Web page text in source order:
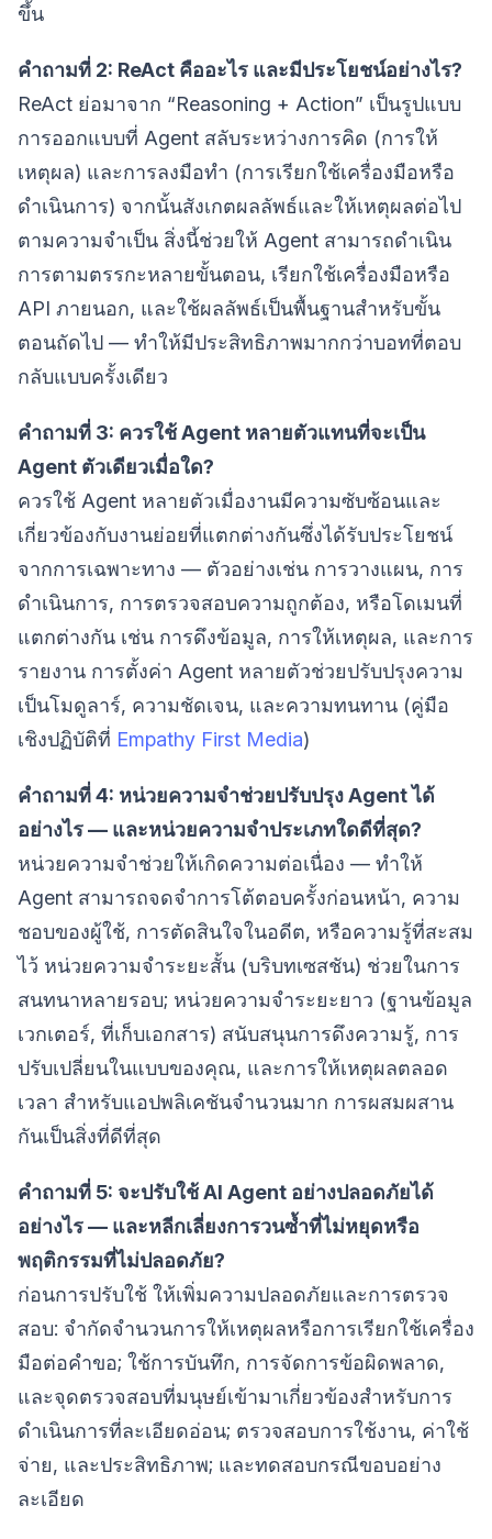
ขึ้น
คำถามที่ 2: ReAct คืออะไร และมีประโยชน์อย่างไร?
ReAct ย่อมาจาก “Reasoning + Action” เป็นรูปแบบ
การออกแบบที่ Agent สลับระหว่างการคิด (การให้
เหตุผล) และการลงมือทำ (การเรียกใช้เครื่องมือหรือ
ดำเนินการ) จากนั้นสังเกตผลลัพธ์และให้เหตุผลต่อไป
ตามความจำเป็น สิ่งนี้ช่วยให้ Agent สามารถดำเนิน
การตามตรรกะหลายขั้นตอน, เรียกใช้เครื่องมือหรือ
API ภายนอก, และใช้ผลลัพธ์เป็นพื้นฐานสำหรับขั้น
ตอนถัดไป — ทำให้มีประสิทธิภาพมากกว่าบอทที่ตอบ
กลับแบบครั้งเดียว
คำถามที่ 3: ควรใช้ Agent หลายตัวแทนที่จะเป็น
Agent ตัวเดียวเมื่อใด?
ควรใช้ Agent หลายตัวเมื่องานมีความซับซ้อนและ
เกี่ยวข้องกับงานย่อยที่แตกต่างกันซึ่งได้รับประโยชน์
จากการเฉพาะทาง — ตัวอย่างเช่น การวางแผน, การ
ดำเนินการ, การตรวจสอบความถูกต้อง, หรือโดเมนที่
แตกต่างกัน เช่น การดึงข้อมูล, การให้เหตุผล, และการ
รายงาน การตั้งค่า Agent หลายตัวช่วยปรับปรุงความ
เป็นโมดูลาร์, ความชัดเจน, และความทนทาน (คู่มือ
เชิงปฏิบัติที่ Empathy First Media)
คำถามที่ 4: หน่วยความจำช่วยปรับปรุง Agent ได้
อย่างไร — และหน่วยความจำประเภทใดดีที่สุด?
หน่วยความจำช่วยให้เกิดความต่อเนื่อง — ทำให้
Agent สามารถจดจำการโต้ตอบครั้งก่อนหน้า, ความ
ชอบของผู้ใช้, การตัดสินใจในอดีต, หรือความรู้ที่สะสม
ไว้ หน่วยความจำระยะสั้น (บริบทเซสชัน) ช่วยในการ
สนทนาหลายรอบ; หน่วยความจำระยะยาว (ฐานข้อมูล
เวกเตอร์, ที่เก็บเอกสาร) สนับสนุนการดึงความรู้, การ
ปรับเปลี่ยนในแบบของคุณ, และการให้เหตุผลตลอด
เวลา สำหรับแอปพลิเคชันจำนวนมาก การผสมผสาน
กันเป็นสิ่งที่ดีที่สุด
คำถามที่ 5: จะปรับใช้ AI Agent อย่างปลอดภัยได้
อย่างไร — และหลีกเลี่ยงการวนซ้ำที่ไม่หยุดหรือ
พฤติกรรมที่ไม่ปลอดภัย?
ก่อนการปรับใช้ ให้เพิ่มความปลอดภัยและการตรวจ
สอบ: จำกัดจำนวนการให้เหตุผลหรือการเรียกใช้เครื่อง
มือต่อคำขอ; ใช้การบันทึก, การจัดการข้อผิดพลาด,
และจุดตรวจสอบที่มนุษย์เข้ามาเกี่ยวข้องสำหรับการ
ดำเนินการที่ละเอียดอ่อน; ตรวจสอบการใช้งาน, ค่าใช้
จ่าย, และประสิทธิภาพ; และทดสอบกรณีขอบอย่าง
ละเอียด